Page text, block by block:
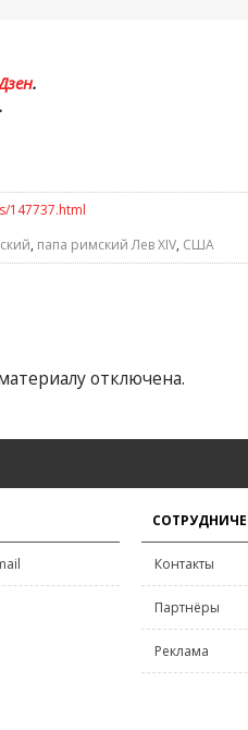
.
147737.html
, папа римский Лев XIV, США
отключена.
Контакты
Партнёры
Реклама